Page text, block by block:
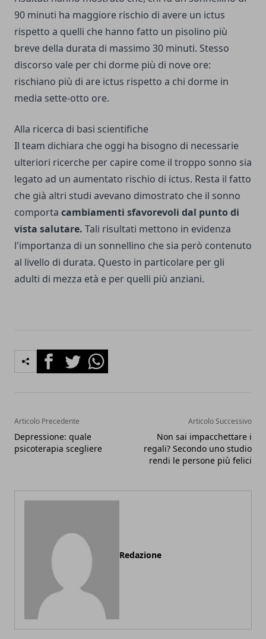
90 minuti ha maggiore rischio di avere un ictus
rispetto a quelli che hanno fatto un pisolino più
breve della durata di massimo 30 minuti. Stesso
discorso vale per chi dorme più di nove ore:
rischiano più di are ictus rispetto a chi dorme in
media sette-otto ore.
Alla ricerca di basi scientifiche
Il team dichiara che oggi ha bisogno di necessarie
ulteriori ricerche per capire come il troppo sonno sia
legato ad un aumentato rischio di ictus. Resta il fatto
che già altri studi avevano dimostrato che il sonno
comporta cambiamenti sfavorevoli dal punto di
vista salutare. Tali risultati mettono in evidenza
l'importanza di un sonnellino che sia però contenuto
al livello di durata. Questo in particolare per gli
adulti di mezza età e per quelli più anziani.
FacebookTwitterWhatsapp
Articolo Precedente
Depressione: quale
psicoterapia scegliere
Articolo Successivo
Non sai impacchettare i
regali? Secondo uno studio
rendi le persone più felici
Redazione